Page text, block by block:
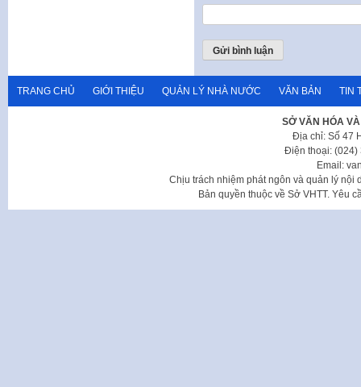
TRANG CHỦ GIỚI THIỆU QUẢN LÝ NHÀ NƯỚC VĂN BẢN TIN
SỞ VĂN HÓA
Địa chỉ: Số 47
Điện thoại: (024)
Email:
Chịu trách nhiệm phát ngôn và quản lý nội
Bản quyền thuộc về Sở VHTT. Yêu